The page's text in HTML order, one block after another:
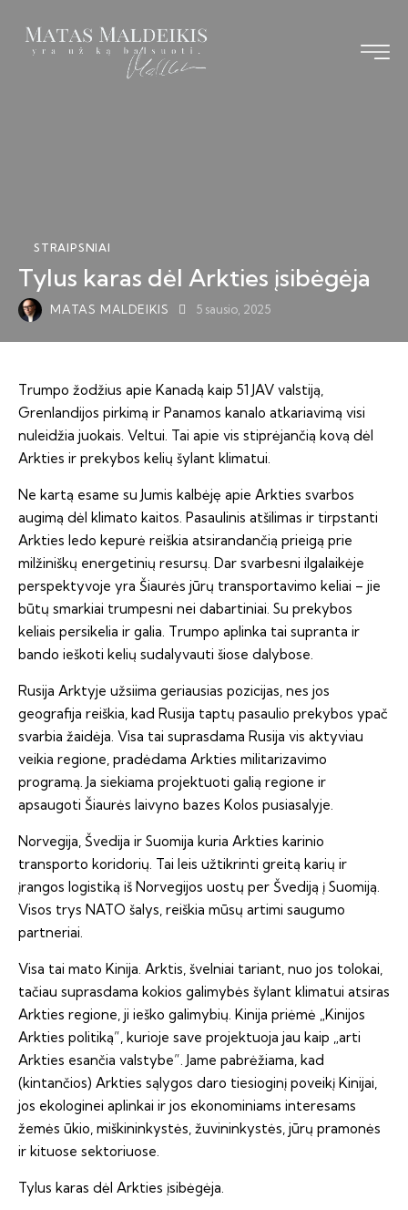
STRAIPSNIAI
Tylus karas dėl Arkties įsibėgėja
MATAS MALDEIKIS 5 sausio, 2025
Trumpo žodžius apie Kanadą kaip 51 JAV valstiją,
Grenlandijos pirkimą ir Panamos kanalo atkariavimą visi
nuleidžia juokais. Veltui. Tai apie vis stiprėjančią kovą dėl
Arkties ir prekybos kelių šylant klimatui.
Ne kartą esame su Jumis kalbėję apie Arkties svarbos
augimą dėl klimato kaitos. Pasaulinis atšilimas ir tirpstanti
Arkties ledo kepurė reiškia atsirandančią prieigą prie
milžiniškų energetinių resursų. Dar svarbesni ilgalaikėje
perspektyvoje yra Šiaurės jūrų transportavimo keliai – jie
būtų smarkiai trumpesni nei dabartiniai. Su prekybos
keliais persikelia ir galia. Trumpo aplinka tai supranta ir
bando ieškoti kelių sudalyvauti šiose dalybose.
Rusija Arktyje užsiima geriausias pozicijas, nes jos
geografija reiškia, kad Rusija taptų pasaulio prekybos ypač
svarbia žaidėja. Visa tai suprasdama Rusija vis aktyviau
veikia regione, pradėdama Arkties militarizavimo
programą. Ja siekiama projektuoti galią regione ir
apsaugoti Šiaurės laivyno bazes Kolos pusiasalyje.
Norvegija, Švedija ir Suomija kuria Arkties karinio
transporto koridorių. Tai leis užtikrinti greitą karių ir
įrangos logistiką iš Norvegijos uostų per Švediją į Suomiją.
Visos trys NATO šalys, reiškia mūsų artimi saugumo
partneriai.
Visa tai mato Kinija. Arktis, švelniai tariant, nuo jos tolokai,
tačiau suprasdama kokios galimybės šylant klimatui atsiras
Arkties regione, ji ieško galimybių. Kinija priėmė „Kinijos
Arkties politiką”, kurioje save projektuoja jau kaip „arti
Arkties esančia valstybe”. Jame pabrėžiama, kad
(kintančios) Arkties sąlygos daro tiesioginį poveikį Kinijai,
jos ekologinei aplinkai ir jos ekonominiams interesams
žemės ūkio, miškininkystės, žuvininkystės, jūrų pramonės
ir kituose sektoriuose.
Tylus karas dėl Arkties įsibėgėja.